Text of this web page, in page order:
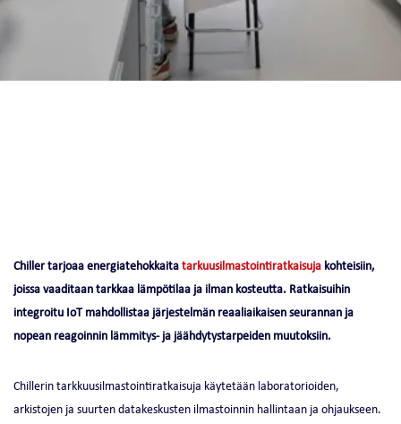
Chiller tarjoaa energiatehokkaitatarkuusilmastointiratkaisuja kohteisiin,
joissa vaaditaan tarkkaa lämpötilaa ja ilman kosteutta. Ratkaisuihin
integroitu IoT mahdollistaa järjestelmän reaaliaikaisen seurannan ja
nopean reagoinnin lämmitys- ja jäähdytystarpeiden muutoksiin.
Chillerin tarkkuusilmastointiratkaisuja käytetään laboratorioiden,
arkistojen ja suurten datakeskusten ilmastoinnin hallintaan ja ohjaukseen.